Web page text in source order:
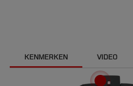
KENMERKEN VIDEO